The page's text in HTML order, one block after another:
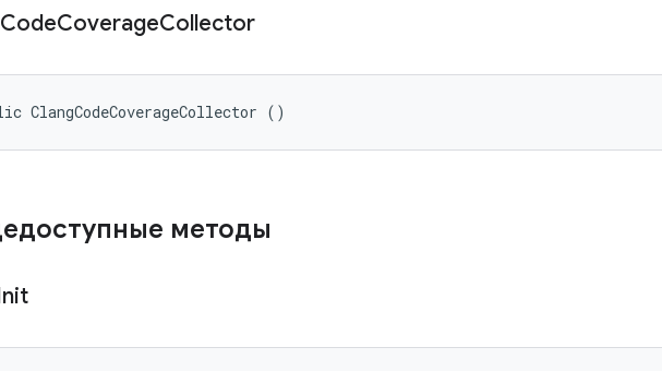
CodeCoverageCollector
ClangCodeCoverageCollector ()
методы